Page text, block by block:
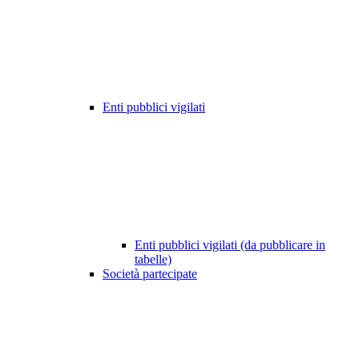
Enti pubblici vigilati
Enti pubblici vigilati (da pubblicare in
tabelle)
Società partecipate